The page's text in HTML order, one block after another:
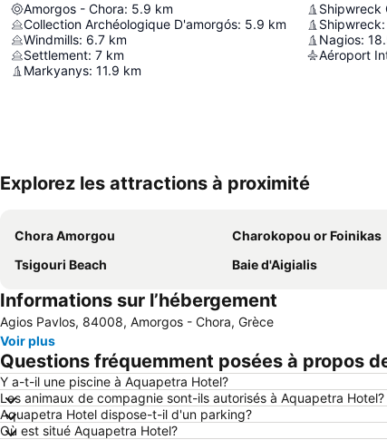
Amorgos - Chora: 5.9 km
Collection Archéologique D'amorgós: 5.9 km
Windmills: 6.7 km
Settlement: 7 km
Markyanys: 11.9 km
Shipwreck
Shipwreck:
Nagios:
Aéroport
Explorez les attractions à proximité
Chora Amorgou Charokopou or Foinikas
Tsigouri Beach
Baie d'Aigialis
Informations sur l’hébergement
Agios Pavlos, 84008, Amorgos - Chora, Grèce
Voir plus
Questions fréquemment posées à propos
Y a-t-il une piscine à Aquapetra Hotel?
Les animaux de compagnie sont-ils autorisés à Aquapetra Hotel?
Aquapetra Hotel dispose-t-il d'un parking?
Où est situé Aquapetra Hotel?